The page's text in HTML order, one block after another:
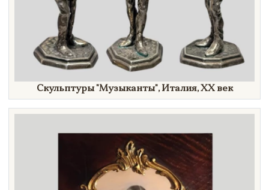
Скульптуры"Музыканты",Италия,XX век